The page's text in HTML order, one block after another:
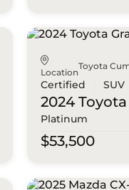
Location
Toyota
Certified SUV
2024 Toyota
Platinum
$53,500